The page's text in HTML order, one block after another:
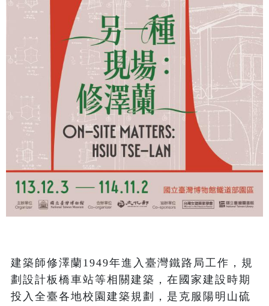
建築師修澤蘭1949年進入臺灣鐵路局工作，規
劃設計板橋車站等相關建築，在國家建設時期
投入全臺各地校園建築規劃，是克服陽明山硫